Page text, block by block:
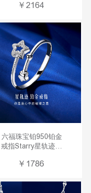
L04TBPN0024A
￥2164
六福珠宝铂950铂金
戒指Starry星轨迹女
HIPTBR0004
￥ 1786